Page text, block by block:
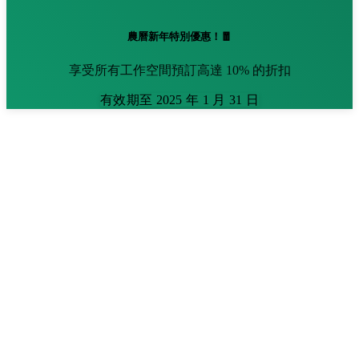
農曆新年特別優惠！🧧
享受所有工作空間預訂高達 10% 的折扣
有效期至 2025 年 1 月 31 日